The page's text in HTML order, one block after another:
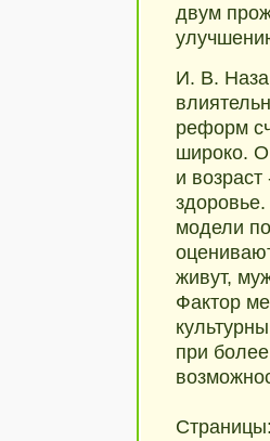
двум
И. В.
реформ
широко.
и
модели
живут,
Фактор
при